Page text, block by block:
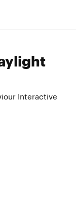
Interactive